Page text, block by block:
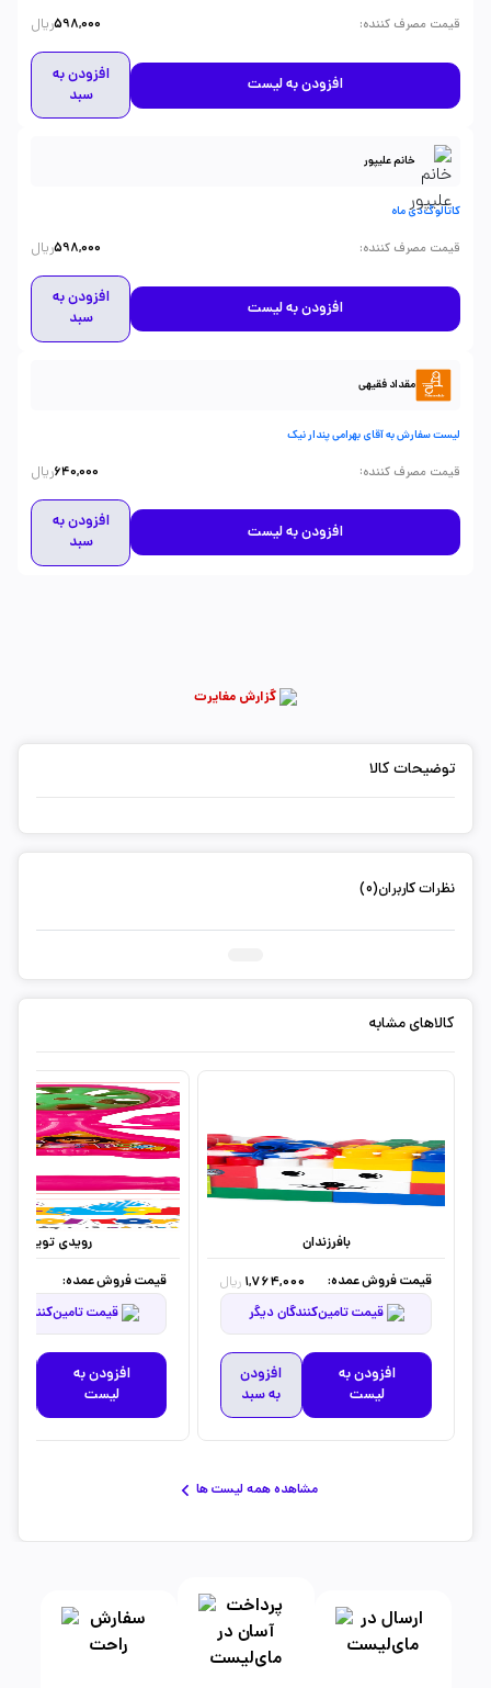
قیمت مصرف کننده:
598,000ریال
افزودن به لیست
افزودن به
سبد
خانم علیپور
کاتالوگ دی ماه
قیمت مصرف کننده:
598,000ریال
افزودن به لیست
افزودن به
سبد
مقداد فقیهی
لیست سفارش به آقای بهرامی پندار نیک
قیمت مصرف کننده:
640,000ریال
افزودن به لیست
افزودن به
سبد
گزارش مغایرت
توضیحات کالا
نظرات کاربران(0)
کالاهای مشابه
بافرزندان
قیمت فروش عمده:
1,764,000 ریال
قیمت تامین‌کنندگان دیگر
افزودن به
لیست
افزودن
به سبد
رویدی تویز
قیمت فروش عمده:
قیمت تامین‌کنندگان دیگر
افزودن به
لیست
مشاهده همه لیست ها